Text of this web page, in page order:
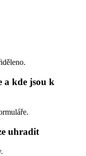
a kde jsou k
uhradit